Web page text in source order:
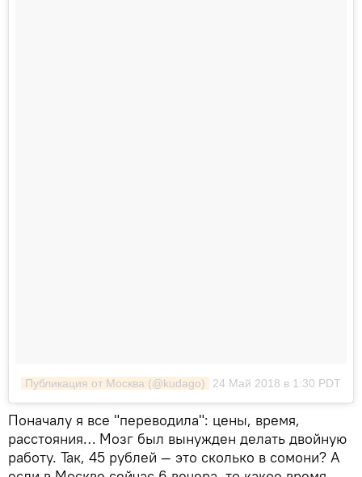
Публикация от Москва (@kudago) 24 Май 2018 в 1:30 PDT
Поначалу я все "переводила": цены, время,
расстояния… Мозг был вынужден делать двойную
работу. Так, 45 рублей — это сколько в сомони? А